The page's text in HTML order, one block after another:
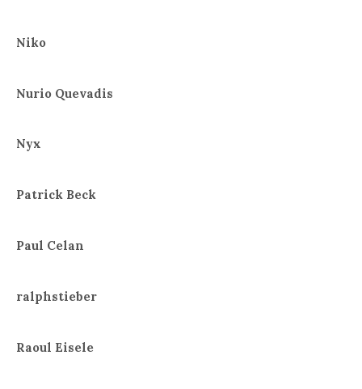
Niko
Nurio Quevadis
Nyx
Patrick Beck
Paul Celan
ralphstieber
Raoul Eisele